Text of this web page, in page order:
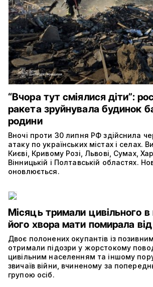
“Вчора тут сміялися діти”:
ракета зруйнувала будинок
родини
Вночі проти 30 липня РФ здійснила
атаку по українських містах і селах.
Києві, Кривому Розі, Львові, Сумах,
Вінницькій і Полтавській областях.
оновлюється.
Місяць тримали цивільного в
його хвора мати помирала
Двоє полонених окупантів із
отримали підозри у жорстокому
цивільним населенням та іншому
звичаїв війни, вчиненому за
групою осіб.